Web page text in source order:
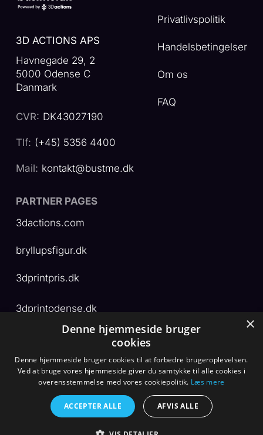
3D ACTIONS APS
Havnegade 29, 2
5000 Odense C
Danmark
CVR: DK43027190
Tlf: (+45) 5356 4400
Mail: kontakt@bustme.dk
Privatlivspolitik
Handelsbetingelser
Om os
FAQ
PARTNER PAGES
3dactions.com
bryllupsfigur.dk
3dprintpris.dk
3dprintodense.dk
© Copyright 3D actions ApS | Alle rettigheder forbeholdes
2026 – 2026 | Powered by 3D print + AI + ❤️
×
Denne hjemmeside bruger
cookies
Denne hjemmeside bruger cookies til at forbedre brugeroplevelsen.
Ved at bruge vores hjemmeside giver du samtykke til alle cookies i
overensstemmelse med vores cookiepolitik. Læs mere
ACCEPTER ALLE AFVIS ALLE